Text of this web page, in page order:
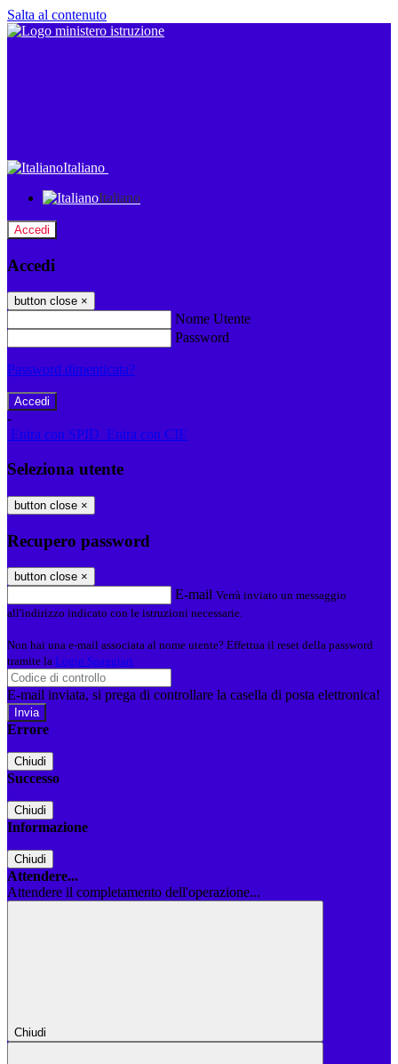
Salta al contenuto
Italiano
Italiano
Accedi
Accedi
button close ×
Nome Utente
Password
Password dimenticata?
-
Entra con SPID Entra con CIE
Seleziona utente
button close ×
Recupero password
button close ×
E-mail Verrà inviato un messaggio
all'indirizzo indicato con le istruzioni necessarie.
Non hai una e-mail associata al nome utente? Effettua il reset della password
tramite la Login Spaggiari
E-mail inviata, si prega di controllare la casella di posta elettronica!
Errore
Chiudi
Successo
Chiudi
Informazione
Chiudi
Attendere...
Attendere il completamento dell'operazione...
Chiudi